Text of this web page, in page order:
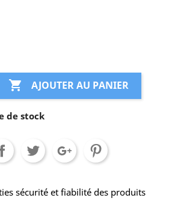
 AJOUTER AU PANIER
de stock
sécurité et fiabilité des produits